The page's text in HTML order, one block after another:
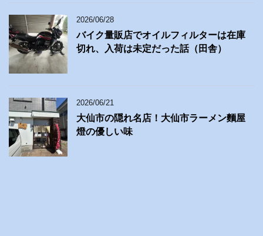
2026/06/28
バイク量販店でオイルフィルターは在庫
切れ、入荷は未定だった話（田舎）
2026/06/21
大仙市の隠れ名店！大仙市ラーメン麵屋
燈の優しい味